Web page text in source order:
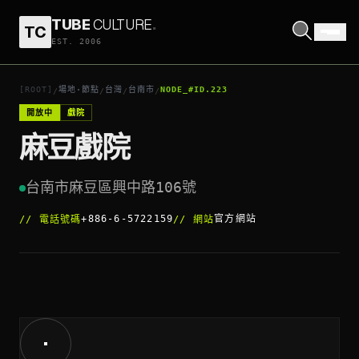
TC TUBECULTURE.
EST. 2006
[ROOT] /場地·節點 / 台灣 / 台南市 /NODE_#ID.223
開放中 戲院
麻豆戲院
台南市麻豆區興中路106號
// 電話號碼+886-6-5722159// 網站官方網站
麻豆戲院